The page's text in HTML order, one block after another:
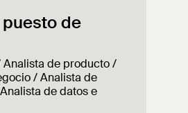
de
Analista de producto /
/ Analista de
de datos e